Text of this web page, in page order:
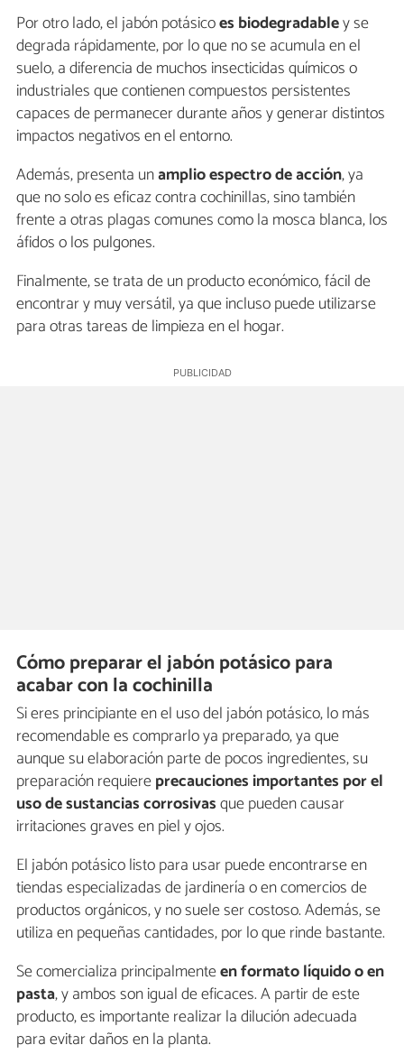
Por otro lado, el jabón potásicoes biodegradabley se
degrada rápidamente, por lo que no se acumula en el
suelo, a diferencia de muchos insecticidas químicos o
industriales que contienen compuestos persistentes
capaces de permanecer durante años y generar distintos
impactos negativos en el entorno.
Además, presenta unamplio espectro de acción, ya
que no solo es eficaz contra cochinillas, sino también
frente a otras plagas comunes como la mosca blanca, los
áfidos o los pulgones.
Finalmente, se trata de un producto económico, fácil de
encontrar y muy versátil, ya que incluso puede utilizarse
para otras tareas de limpieza en el hogar.
Cómo preparar el jabón potásico para
acabar con la cochinilla
Si eres principiante en el uso del jabón potásico, lo más
recomendable es comprarlo ya preparado, ya que
aunque su elaboración parte de pocos ingredientes, su
preparación requiereprecauciones importantes por el
uso de sustancias corrosivasque pueden causar
irritaciones graves en piel y ojos.
El jabón potásico listo para usar puede encontrarse en
tiendas especializadas de jardinería o en comercios de
productos orgánicos, y no suele ser costoso. Además, se
utiliza en pequeñas cantidades, por lo que rinde bastante.
Se comercializa principalmenteen formato líquido o en
pasta, y ambos son igual de eficaces. A partir de este
producto, es importante realizar la dilución adecuada
para evitar daños en la planta.